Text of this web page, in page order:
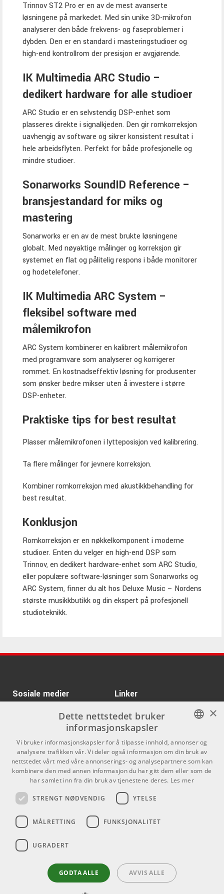
Trinnov ST2 Pro er en av de mest avanserte
løsningene på markedet. Med sin unike 3D-mikrofon
analyserer den både frekvens- og faseproblemer i
dybden. Den er en standard i masteringstudioer og
high-end kontrollrom der presisjon er avgjørende.
IK Multimedia ARC Studio –
dedikert hardware for alle studioer
ARC Studio er en selvstendig DSP-enhet som
plasseres direkte i signalkjeden. Den gir romkorreksjon
uavhengig av software og sikrer konsistent resultat i
hele arbeidsflyten. Perfekt for både profesjonelle og
mindre studioer.
Sonarworks SoundID Reference –
bransjestandard for miks og
mastering
Sonarworks er en av de mest brukte løsningene
globalt. Med nøyaktige målinger og korreksjon gir
systemet en flat og pålitelig respons i både monitorer
og hodetelefoner.
IK Multimedia ARC System –
fleksibel software med
målemikrofon
ARC System kombinerer en kalibrert målemikrofon
med programvare som analyserer og korrigerer
rommet. En kostnadseffektiv løsning for produsenter
som ønsker bedre mikser uten å investere i større
DSP-enheter.
Praktiske tips for best resultat
Plasser målemikrofonen i lytteposisjon ved kalibrering.
Ta flere målinger for jevnere korreksjon.
Kombiner romkorreksjon med akustikkbehandling for
best resultat.
Konklusjon
Romkorreksjon er en nøkkelkomponent i moderne
studioer. Enten du velger en high-end DSP som
Trinnov, en dedikert hardware-enhet som ARC Studio,
eller populære software-løsninger som Sonarworks og
ARC System, finner du alt hos Deluxe Music – Nordens
største musikkbutikk og din ekspert på profesjonell
studioteknikk.
Sosiale medier Linker
Om Oss
Kontakt oss
Kjøpsvilkår
Butikken
Varemerker
0555 Oslo
NORWEGIAN
×
Dette nettstedet bruker
informasjonskapsler
Vi bruker informasjonskapsler for å tilpasse innhold, annonser og
analysere trafikken vår. Vi deler også informasjon om din bruk av
nettstedet vårt med våre annonserings- og analysepartnere som kan
kombinere den med annen informasjon du har gitt dem eller som de
har samlet inn fra din bruk av tjenestene deres. Les mer
STRENGT NØDVENDIG YTELSE
MÅLRETTING FUNKSJONALITET
UGRADERT
GODTA ALLE AVVIS ALLE